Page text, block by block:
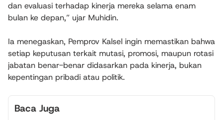
dan evaluasi terhadap kinerja mereka selama enam
bulan ke depan,” ujar Muhidin.
Ia menegaskan, Pemprov Kalsel ingin memastikan bahwa
setiap keputusan terkait mutasi, promosi, maupun rotasi
jabatan benar-benar didasarkan pada kinerja, bukan
kepentingan pribadi atau politik.
Baca Juga